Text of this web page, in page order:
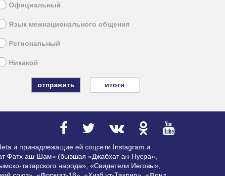
Официальный
Язык межнационального общения
Региональный
Никакой
итоги
и принадлежащие ей соцсети Instagram и
Фатх аш-Шам» (бывшая «Джабхат ан-Нусра»,
татарского народа», «Свидетели Иеговы»,